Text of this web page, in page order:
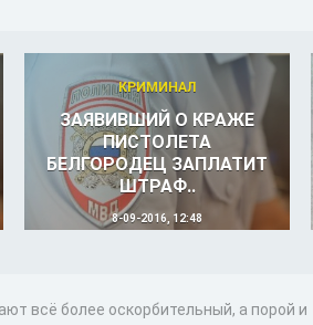
КРИМИНАЛ
ЗАЯВИВШИЙ О КРАЖЕ
ПИСТОЛЕТА
БЕЛГОРОДЕЦ ЗАПЛАТИТ
ШТРАФ..
8-09-2016, 12:48
всё более оскорбительный, а порой и